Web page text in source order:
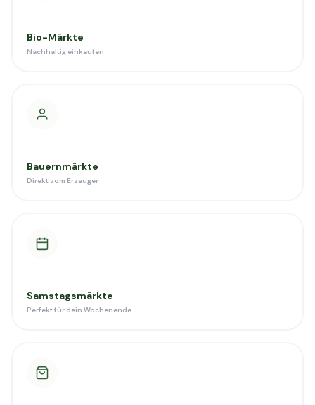
Bio-Märkte
Nachhaltig einkaufen
Bauernmärkte
Direkt vom Erzeuger
Samstagsmärkte
Perfekt für dein Wochenende